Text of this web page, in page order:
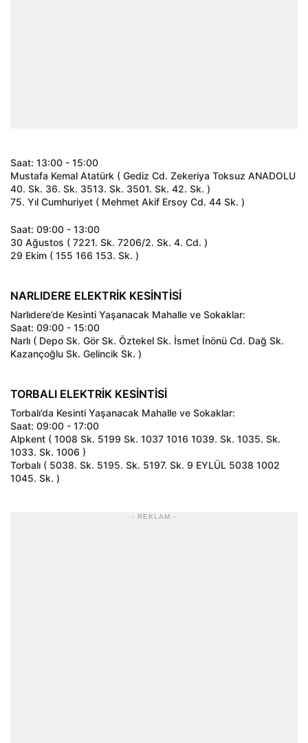
Saat: 13:00 - 15:00
Mustafa Kemal Atatürk ( Gediz Cd. Zekeriya Toksuz ANADOLU
40. Sk. 36. Sk. 3513. Sk. 3501. Sk. 42. Sk. )
75. Yıl Cumhuriyet ( Mehmet Akif Ersoy Cd. 44 Sk. )
Saat: 09:00 - 13:00
30 Ağustos ( 7221. Sk. 7206/2. Sk. 4. Cd. )
29 Ekim ( 155 166 153. Sk. )
NARLIDERE ELEKTRİK KESİNTİSİ
Narlıdere’de Kesinti Yaşanacak Mahalle ve Sokaklar:
Saat: 09:00 - 15:00
Narlı ( Depo Sk. Gör Sk. Öztekel Sk. İsmet İnönü Cd. Dağ Sk.
Kazançoğlu Sk. Gelincik Sk. )
TORBALI ELEKTRİK KESİNTİSİ
Torbalı’da Kesinti Yaşanacak Mahalle ve Sokaklar:
Saat: 09:00 - 17:00
Alpkent ( 1008 Sk. 5199 Sk. 1037 1016 1039. Sk. 1035. Sk.
1033. Sk. 1006 )
Torbalı ( 5038. Sk. 5195. Sk. 5197. Sk. 9 EYLÜL 5038 1002
1045. Sk. )
- REKLAM -